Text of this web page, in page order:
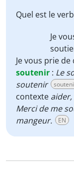
Quel est le
Je
Je vous prie
soutenir : Le
soutenir
contexte
Merci de me
mangeur.
EN